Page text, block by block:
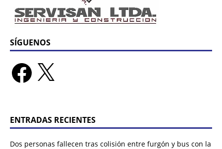
SÍGUENOS
ENTRADAS RECIENTES
Dos personas fallecen tras colisión entre furgón y bus con la